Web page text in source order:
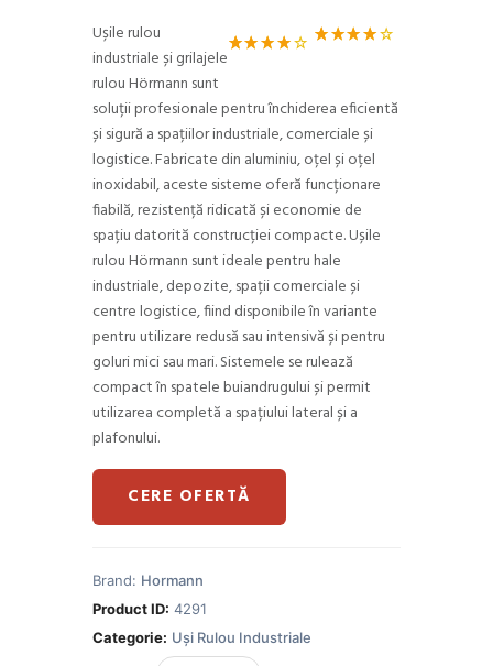
din 5
pe
baza a
ri de
la
clienți
din 5
pe
baza a
evaluă
la
clienți
Ușile rulou
industriale și grilajele
rulou Hörmann sunt
soluții profesionale pentru închiderea eficientă
și sigură a spațiilor industriale, comerciale și
logistice. Fabricate din aluminiu, oțel și oțel
inoxidabil, aceste sisteme oferă funcționare
fiabilă, rezistență ridicată și economie de
spațiu datorită construcției compacte. Ușile
rulou Hörmann sunt ideale pentru hale
industriale, depozite, spații comerciale și
centre logistice, fiind disponibile în variante
pentru utilizare redusă sau intensivă și pentru
goluri mici sau mari. Sistemele se rulează
compact în spatele buiandrugului și permit
utilizarea completă a spațiului lateral și a
plafonului.
CERE OFERTĂ
Brand: Hormann
Product ID: 4291
Categorie: Uși Rulou Industriale